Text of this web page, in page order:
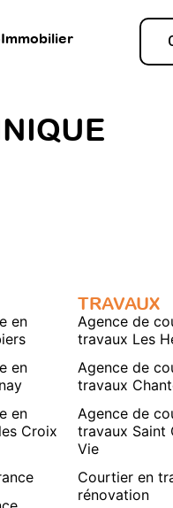
en
en
en
Croix
TRAVAUX
Agence de
travaux Les
Agence de
travaux
Agence de
travaux Saint
Vie
Courtier en
rénovation